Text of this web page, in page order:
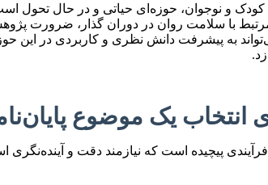
و نوجوان، حوزه‌ای حیاتی و در حال تحول
با سلامت روان در دوران گذار، ضرورت
به پیشرفت دانش نظری و کاربردی در این
فرآیندی پیچیده است که نیازمند دقت و